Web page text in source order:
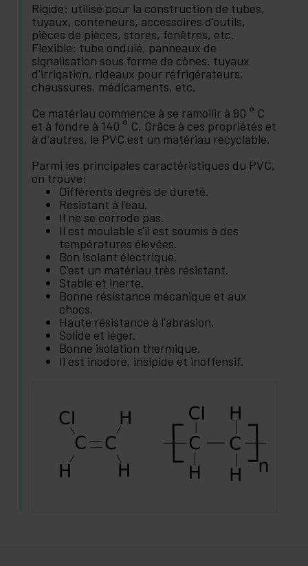
Rigide: utilisé pour la construction de tubes,
tuyaux, conteneurs, accessoires d'outils,
pièces de pièces, stores, fenêtres, etc.
Flexible: tube ondulé, panneaux de
signalisation sous forme de cônes. tuyaux
d'irrigation, rideaux pour réfrigérateurs,
chaussures, médicaments, etc.
Ce matériau commence à se ramollir à 80 ° C
et à fondre à 140 ° C. Grâce à ces propriétés et
à d'autres, le PVC est un matériau recyclable.
Parmi les principales caractéristiques du PVC,
on trouve:
Différents degrés de dureté.
Resistant à l'eau.
Il ne se corrode pas.
Il est moulable s'il est soumis à des
températures élevées.
Bon isolant électrique.
C'est un matériau très résistant.
Stable et inerte.
Bonne résistance mécanique et aux
chocs.
Haute résistance à l'abrasion.
Solide et léger.
Bonne isolation thermique.
Il est inodore, insipide et inoffensif.